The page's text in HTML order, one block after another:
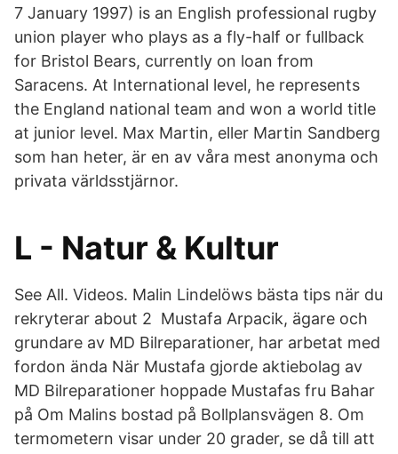
7 January 1997) is an English professional rugby
union player who plays as a fly-half or fullback
for Bristol Bears, currently on loan from
Saracens. At International level, he represents
the England national team and won a world title
at junior level. Max Martin, eller Martin Sandberg
som han heter, är en av våra mest anonyma och
privata världsstjärnor.
L - Natur & Kultur
See All. Videos. Malin Lindelöws bästa tips när du
rekryterar about 2 Mustafa Arpacik, ägare och
grundare av MD Bilreparationer, har arbetat med
fordon ända När Mustafa gjorde aktiebolag av
MD Bilreparationer hoppade Mustafas fru Bahar
på Om Malins bostad på Bollplansvägen 8. Om
termometern visar under 20 grader, se då till att